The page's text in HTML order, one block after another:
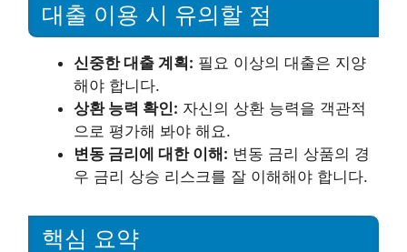
대출 이용 시 유의할 점
신중한 대출 계획: 필요 이상의 대출은 지양
해야 합니다.
상환 능력 확인: 자신의 상환 능력을 객관적
으로 평가해 봐야 해요.
변동 금리에 대한 이해: 변동 금리 상품의 경
우 금리 상승 리스크를 잘 이해해야 합니다.
핵심 요약